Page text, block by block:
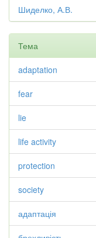
Шиделко, А.В.
Тема
adaptation
fear
lie
life activity
protection
society
адаптація